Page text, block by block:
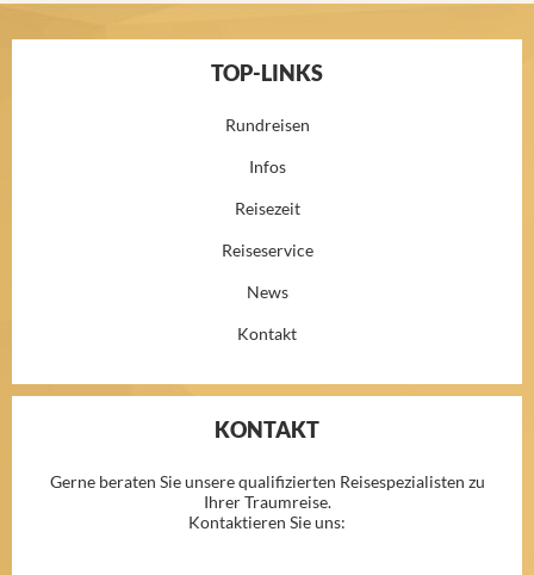
TOP-LINKS
Rundreisen
Infos
Reisezeit
Reiseservice
News
Kontakt
KONTAKT
Gerne beraten Sie unsere qualifizierten Reisespezialisten zu
Ihrer Traumreise.
Kontaktieren Sie uns: